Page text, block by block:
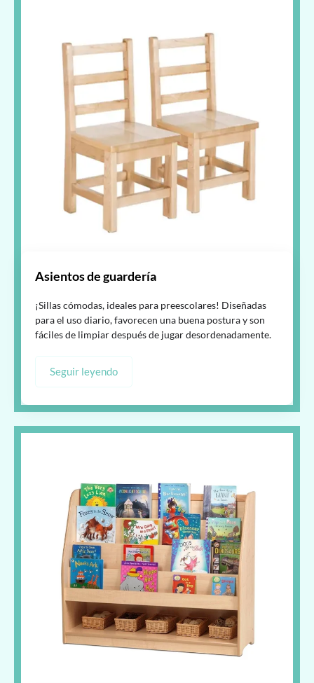
Asientos de guardería
¡Sillas cómodas, ideales para preescolares! Diseñadas
para el uso diario, favorecen una buena postura y son
fáciles de limpiar después de jugar desordenadamente.
Seguir leyendo